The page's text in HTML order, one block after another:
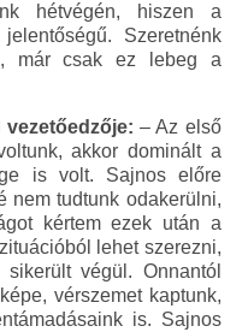
hétvégén, hiszen a
Szeretnénk
már csak ez lebeg a
vezetőedzője: – Az első
akkor dominált a
is volt. Sajnos előre
nem tudtunk odakerülni,
kértem ezek után a
lehet szerezni,
végül. Onnantól
vérszemet kaptunk,
is. Sajnos